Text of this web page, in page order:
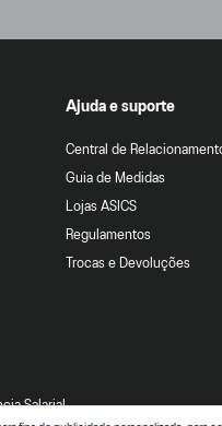
Salarial
Ajuda e suporte
Central de
Guia de Medidas
Lojas ASICS
Regulamentos
Trocas e Devoluções